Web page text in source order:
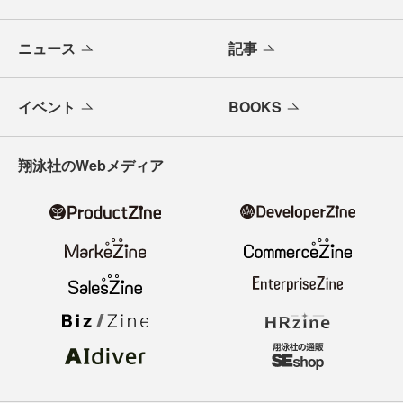
ニュース 記事
イベント BOOKS
翔泳社のWebメディア